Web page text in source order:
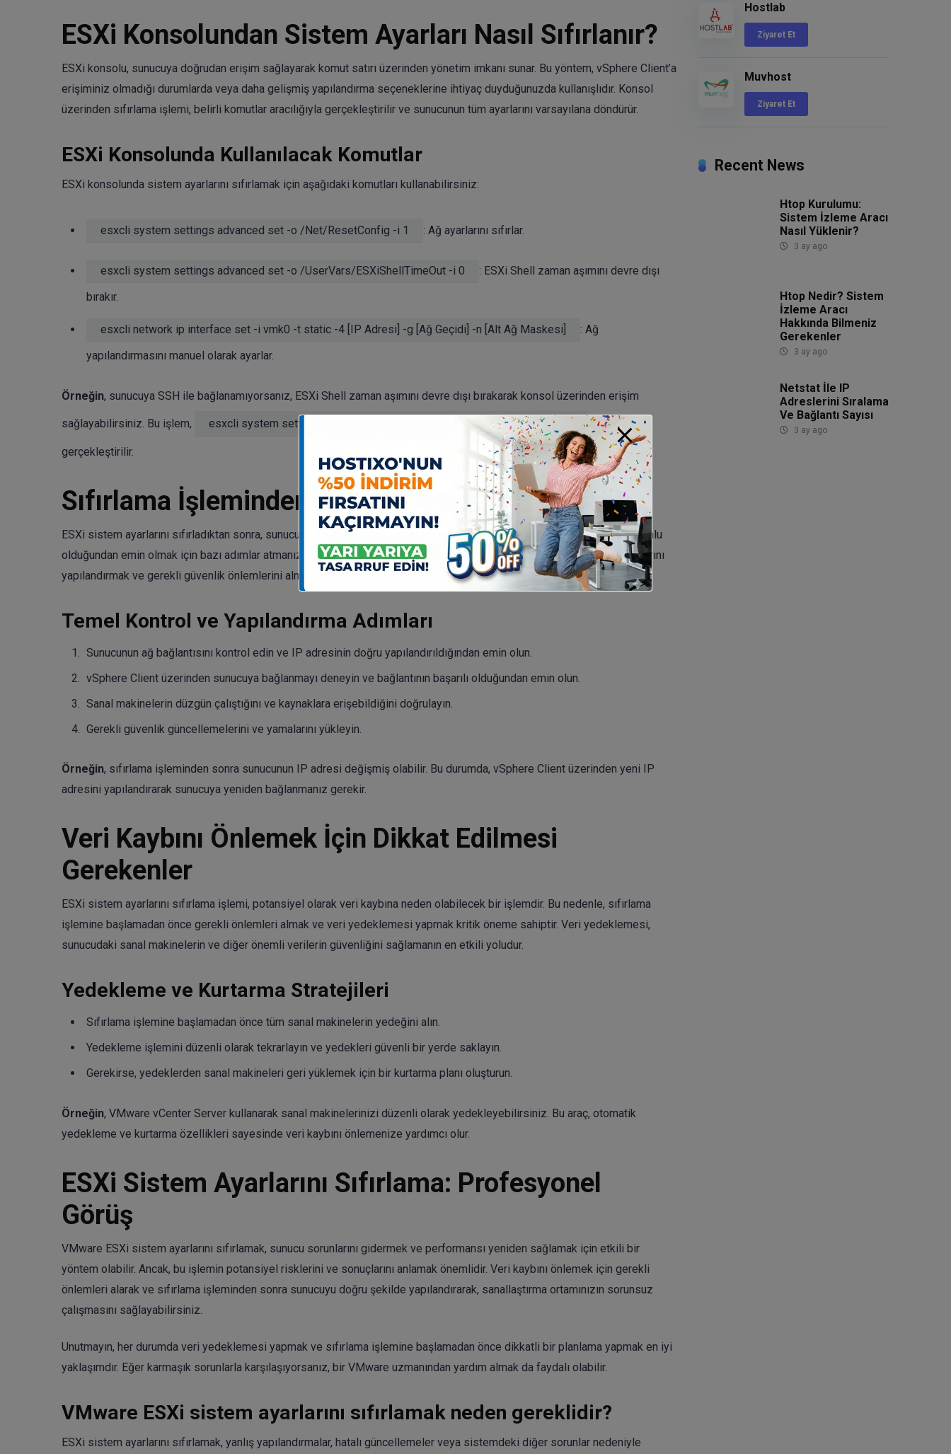
ESXi Konsolundan Sistem Ayarları Nasıl Sıfırlanır?
ESXi konsolu, sunucuya doğrudan erişim sağlayarak komut satırı üzerinden yönetim imkanı sunar. Bu yöntem, vSphere Client’a
erişiminiz olmadığı durumlarda veya daha gelişmiş yapılandırma seçeneklerine ihtiyaç duyduğunuzda kullanışlıdır. Konsol
üzerinden sıfırlama işlemi, belirli komutlar aracılığıyla gerçekleştirilir ve sunucunun tüm ayarlarını varsayılana döndürür.
ESXi Konsolunda Kullanılacak Komutlar
ESXi konsolunda sistem ayarlarını sıfırlamak için aşağıdaki komutları kullanabilirsiniz:
esxcli system settings advanced set -o /Net/ResetConfig -i 1 : Ağ ayarlarını sıfırlar.
esxcli system settings advanced set -o /UserVars/ESXiShellTimeOut -i 0
: ESXi Shell zaman aşımını devre dışı
bırakır.
esxcli network ip interface set -i vmk0 -t static -4 [IP Adresi] -g [Ağ Geçidi] -n [Alt Ağ Maskesi]
: Ağ
yapılandırmasını manuel olarak ayarlar.
Örneğin, sunucuya SSH ile bağlanamıyorsanız, ESXi Shell zaman aşımını devre dışı bırakarak konsol üzerinden erişim
sağlayabilirsiniz. Bu işlem, esxcli system settings advanced set -o /UserVars/ESXiShellTimeOut -i 0 komutu ile
gerçekleştirilir.
Sıfırlama İşleminden Sonra Yapılması Gerekenler
ESXi sistem ayarlarını sıfırladıktan sonra, sunucunun doğru şekilde yapılandırıldığından ve sanallaştırma ortamınızla uyumlu
olduğundan emin olmak için bazı adımlar atmanız önemlidir. Bu adımlar, sunucunun temel işlevlerini test etmek, ağ ayarlarını
yapılandırmak ve gerekli güvenlik önlemlerini almak gibi işlemleri içerir.
Temel Kontrol ve Yapılandırma Adımları
Sunucunun ağ bağlantısını kontrol edin ve IP adresinin doğru yapılandırıldığından emin olun.
vSphere Client üzerinden sunucuya bağlanmayı deneyin ve bağlantının başarılı olduğundan emin olun.
Sanal makinelerin düzgün çalıştığını ve kaynaklara erişebildiğini doğrulayın.
Gerekli güvenlik güncellemelerini ve yamalarını yükleyin.
Örneğin, sıfırlama işleminden sonra sunucunun IP adresi değişmiş olabilir. Bu durumda, vSphere Client üzerinden yeni IP
adresini yapılandırarak sunucuya yeniden bağlanmanız gerekir.
Veri Kaybını Önlemek İçin Dikkat Edilmesi
Gerekenler
ESXi sistem ayarlarını sıfırlama işlemi, potansiyel olarak veri kaybına neden olabilecek bir işlemdir. Bu nedenle, sıfırlama
işlemine başlamadan önce gerekli önlemleri almak ve veri yedeklemesi yapmak kritik öneme sahiptir. Veri yedeklemesi,
sunucudaki sanal makinelerin ve diğer önemli verilerin güvenliğini sağlamanın en etkili yoludur.
Yedekleme ve Kurtarma Stratejileri
Sıfırlama işlemine başlamadan önce tüm sanal makinelerin yedeğini alın.
Yedekleme işlemini düzenli olarak tekrarlayın ve yedekleri güvenli bir yerde saklayın.
Gerekirse, yedeklerden sanal makineleri geri yüklemek için bir kurtarma planı oluşturun.
Örneğin, VMware vCenter Server kullanarak sanal makinelerinizi düzenli olarak yedekleyebilirsiniz. Bu araç, otomatik
yedekleme ve kurtarma özellikleri sayesinde veri kaybını önlemenize yardımcı olur.
ESXi Sistem Ayarlarını Sıfırlama: Profesyonel
Görüş
VMware ESXi sistem ayarlarını sıfırlamak, sunucu sorunlarını gidermek ve performansı yeniden sağlamak için etkili bir
yöntem olabilir. Ancak, bu işlemin potansiyel risklerini ve sonuçlarını anlamak önemlidir. Veri kaybını önlemek için gerekli
önlemleri alarak ve sıfırlama işleminden sonra sunucuyu doğru şekilde yapılandırarak, sanallaştırma ortamınızın sorunsuz
çalışmasını sağlayabilirsiniz.
Unutmayın, her durumda veri yedeklemesi yapmak ve sıfırlama işlemine başlamadan önce dikkatli bir planlama yapmak en iyi
yaklaşımdır. Eğer karmaşık sorunlarla karşılaşıyorsanız, bir VMware uzmanından yardım almak da faydalı olabilir.
VMware ESXi sistem ayarlarını sıfırlamak neden gereklidir?
ESXi sistem ayarlarını sıfırlamak, yanlış yapılandırmalar, hatalı güncellemeler veya sistemdeki diğer sorunlar nedeniyle
Hostlab
Ziyaret Et
Muvhost
Ziyaret Et
Recent News
Htop Kurulumu:
Sistem İzleme Aracı
Nasıl Yüklenir?
3 ay ago
Htop Nedir? Sistem
İzleme Aracı
Hakkında Bilmeniz
Gerekenler
3 ay ago
Netstat İle IP
Adreslerini Sıralama
Ve Bağlantı Sayısı
3 ay ago